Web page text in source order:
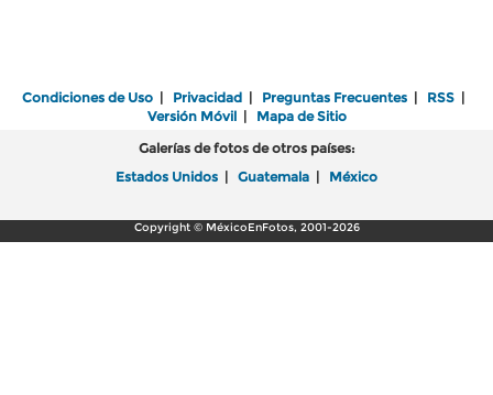
Condiciones de Uso | Privacidad | Preguntas Frecuentes | RSS |
Versión Móvil| Mapa de Sitio
Galerías de fotos de otros países:
Estados Unidos | Guatemala | México
Copyright © MéxicoEnFotos, 2001-2026